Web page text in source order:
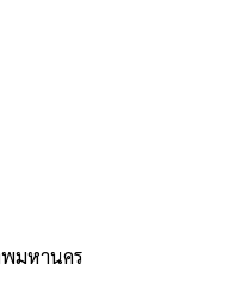
พมหานคร